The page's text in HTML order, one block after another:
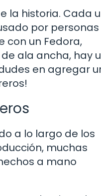
la historia. Cada
por personas
con un Fedora,
ala ancha, hay
en agregar
a lo largo de los
muchas
a mano